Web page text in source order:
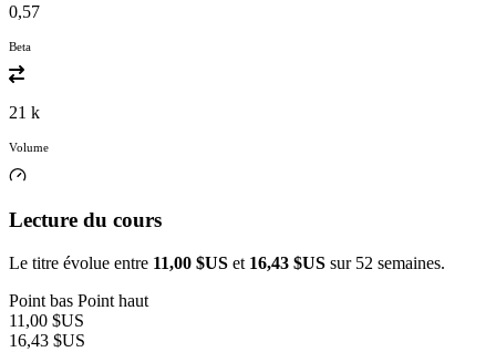
0,57
Beta
21 k
Volume
Lecture du cours
Le titre évolue entre 11,00 $US et 16,43 $US sur 52 semaines.
Point bas Point haut
11,00 $US
16,43 $US